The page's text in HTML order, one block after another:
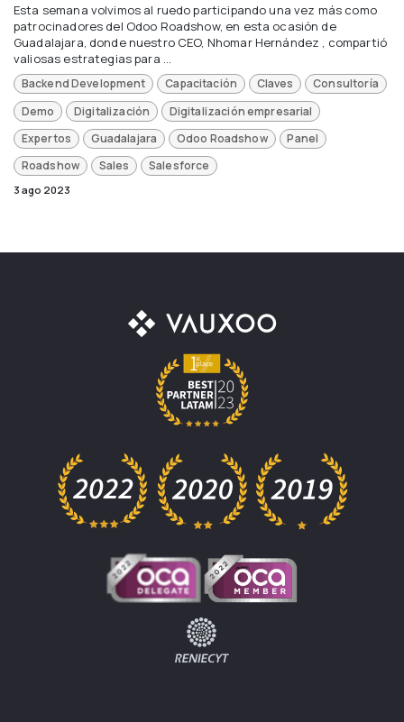
Esta semana volvimos al ruedo participando una vez más como
patrocinadores del Odoo Roadshow, en esta ocasión de
Guadalajara, donde nuestro CEO, Nhomar Hernández , compartió
valiosas estrategias para ...
Backend Development Capacitación Claves
Consultoría
Demo
Digitalización
Digitalización empresarial
Expertos
Guadalajara Odoo Roadshow
Panel
Roadshow
Sales Salesforce
3 ago 2023